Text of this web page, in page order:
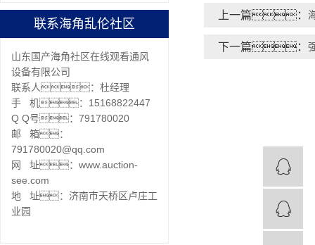
联系海角乱伦社区
山东国产海角社区在线观看通风
设备有限公司
联系人：杜经理
手 机：15168822447
Q Q号：791780020
邮 箱：
791780020@qq.com
网 址：www.auction-
see.com
地 址：济南市天桥区卢庄工
业园
上一篇：
下一篇：